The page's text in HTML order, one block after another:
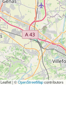
Leaflet | ©OpenStreetMapcontributors